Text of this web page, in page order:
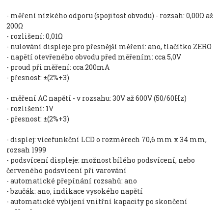
- měření nízkého odporu (spojitost obvodu) - rozsah: 0,00Ω až
200Ω
- rozlišení: 0,01Ω
- nulování displeje pro přesnější měření: ano, tlačítko ZERO
- napětí otevřeného obvodu před měřením: cca 5,0V
- proud při měření: cca 200mA
- přesnost: ±(2%+3)
- měření AC napětí - v rozsahu: 30V až 600V (50/60Hz)
- rozlišení: 1V
- přesnost: ±(2%+3)
- displej: vícefunkční LCD o rozměrech 70,6 mm x 34 mm,
rozsah 1999
- podsvícení displeje: možnost bílého podsvícení, nebo
červeného podsvícení při varování
- automatické přepínání rozsahů: ano
- bzučák: ano, indikace vysokého napětí
- automatické vybíjení vnitřní kapacity po skončení